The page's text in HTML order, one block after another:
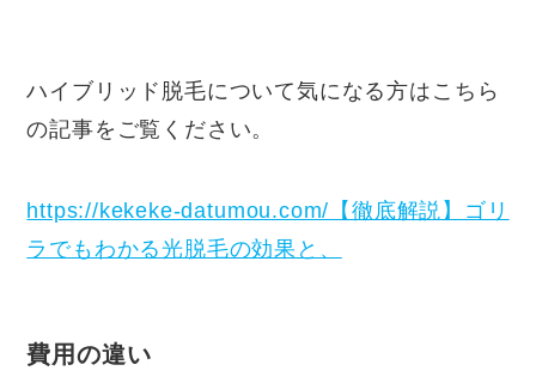
ハイブリッド脱毛について気になる方はこちら
の記事をご覧ください。
https://kekeke-datumou.com/【徹底解説】ゴリ
ラでもわかる光脱毛の効果と、
費用の違い